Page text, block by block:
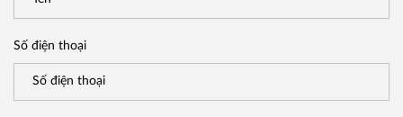
Số điện thoại